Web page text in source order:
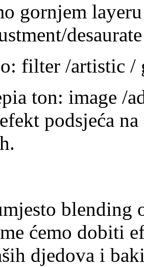
gornjem
desaurate
filter /artistic /
ton: image /
podsjeća
ćemo dobiti
djedova i